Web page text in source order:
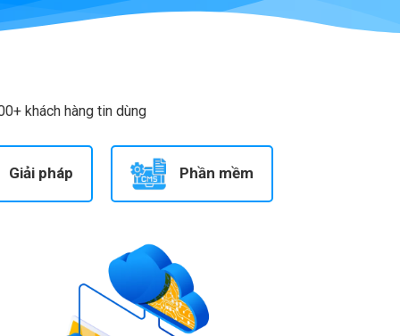
khách hàng tin dùng
Giải pháp Phần mềm